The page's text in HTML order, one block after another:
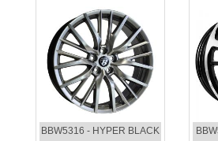
BBW5316 - HYPER BLACK